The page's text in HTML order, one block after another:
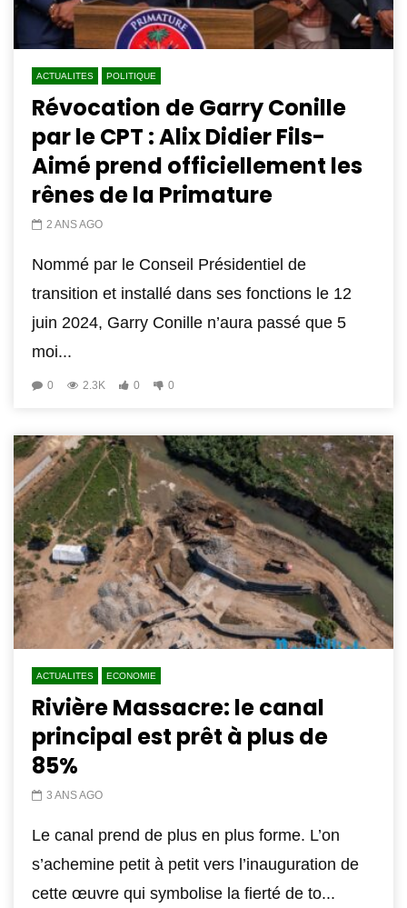
ACTUALITES POLITIQUE
Révocation de Garry Conille
par le CPT : Alix Didier Fils-
Aimé prend officiellement les
rênes de la Primature
2 ANS AGO
Nommé par le Conseil Présidentiel de
transition et installé dans ses fonctions le 12
juin 2024, Garry Conille n’aura passé que 5
moi...
0 2.3K 0 0
ACTUALITES ECONOMIE
Rivière Massacre: le canal
principal est prêt à plus de
85%
3 ANS AGO
Le canal prend de plus en plus forme. L’on
s’achemine petit à petit vers l’inauguration de
cette œuvre qui symbolise la fierté de to...